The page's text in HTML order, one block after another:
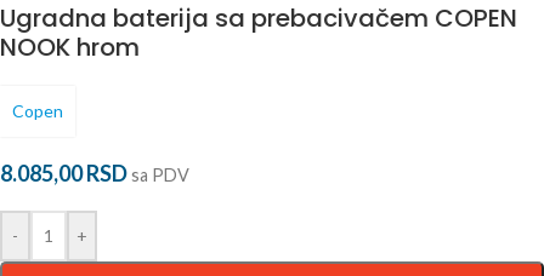
Ugradna baterija sa prebacivačem COPEN
NOOK hrom
Copen
8.085,00RSDsa PDV
- +